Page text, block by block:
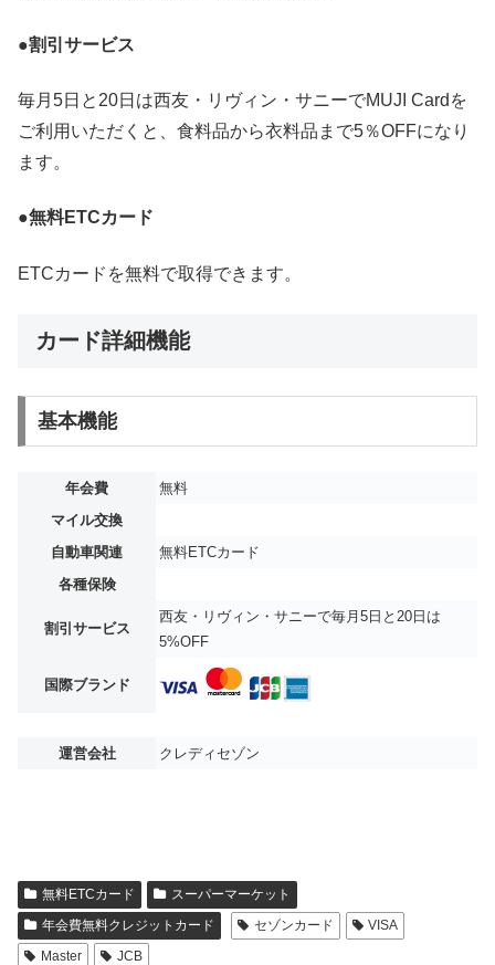
●割引サービス
毎月5日と20日は西友・リヴィン・サニーでMUJI Cardを
ご利用いただくと、食料品から衣料品まで5％OFFになり
ます。
●無料ETCカード
ETCカードを無料で取得できます。
カード詳細機能
基本機能
年会費
無料
マイル交換
自動車関連
無料ETCカード
各種保険
割引サービス
西友・リヴィン・サニーで毎月5日と20日は
5%OFF
国際ブランド
運営会社 クレディセゾン
無料ETCカード
スーパーマーケット
年会費無料クレジットカード
セゾンカード
VISA
Master
JCB